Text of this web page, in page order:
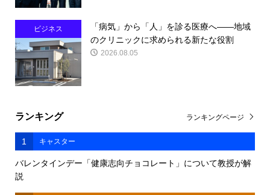
ビジネス
「病気」から「人」を診る医療へ――地域
のクリニックに求められる新たな役割
2026.08.05
ランキング
1 キャスター
バレンタインデー「健康志向チョコレート」について教授が解
説
ランキングページ